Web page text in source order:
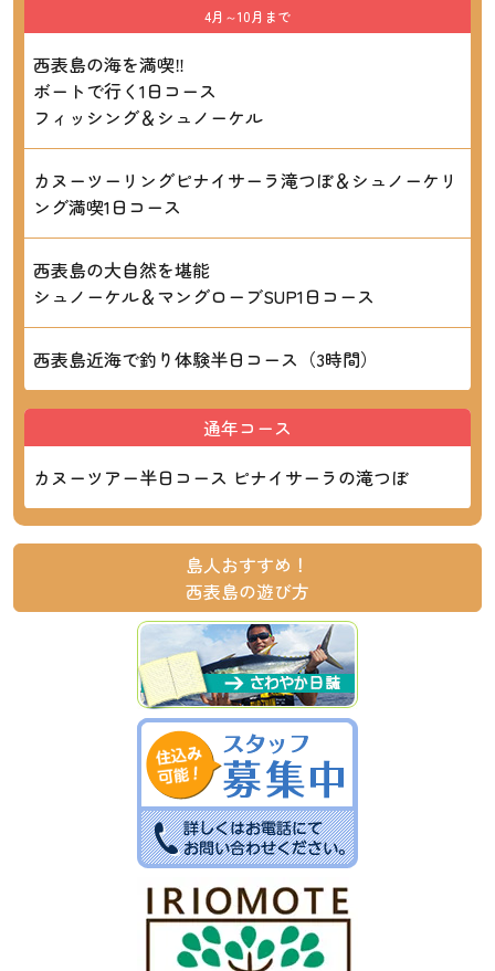
4月～10月まで
西表島の海を満喫‼
ボートで行く1日コース
フィッシング＆シュノーケル
カヌーツーリングピナイサーラ滝つぼ＆シュノーケリ
ング満喫1日コース
西表島の大自然を堪能
シュノーケル＆マングローブSUP1日コース
西表島近海で釣り体験半日コース（3時間）
通年コース
カヌーツアー半日コース ピナイサーラの滝つぼ
島人おすすめ！
西表島の遊び方